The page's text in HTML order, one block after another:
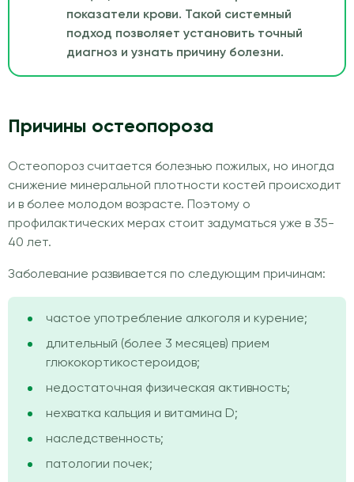
показатели крови. Такой системный
подход позволяет установить точный
диагноз и узнать причину болезни.
Причины остеопороза
Остеопороз считается болезнью пожилых, но иногда
снижение минеральной плотности костей происходит
и в более молодом возрасте. Поэтому о
профилактических мерах стоит задуматься уже в 35-
40 лет.
Заболевание развивается по следующим причинам:
частое употребление алкоголя и курение;
длительный (более 3 месяцев) прием
глюкокортикостероидов;
недостаточная физическая активность;
нехватка кальция и витамина D;
наследственность;
патологии почек;